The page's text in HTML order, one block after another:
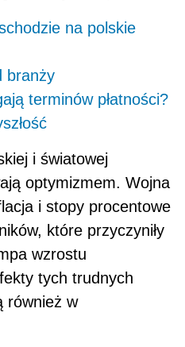
na polskie
branży
terminów płatności?
i światowej
optymizmem. Wojna
i stopy procentowe
które przyczyniły
wzrostu
tych trudnych
również w